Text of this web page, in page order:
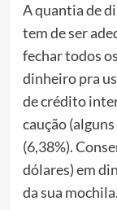
A quantia de
tem de ser
fechar todos
dinheiro pra
de crédito
caução
(6,38%).
dólares) em
da sua mochila.